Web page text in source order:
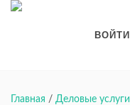
ВОЙТИ
Главная / Деловые услуги